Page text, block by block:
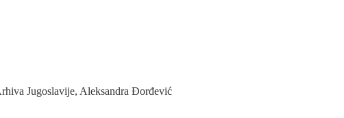
Jugoslavije, Aleksandra Đorđević